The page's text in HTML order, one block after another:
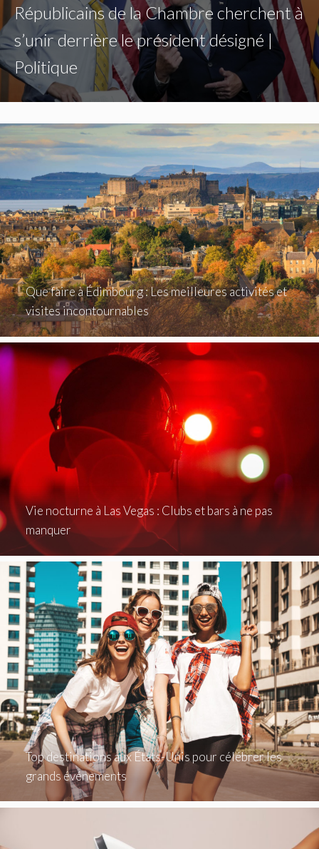
Républicains de la Chambre cherchent à
s’unir derrière le président désigné |
Politique
Que faire à Édimbourg : Les meilleures activités et
visites incontournables
Vie nocturne à Las Vegas : Clubs et bars à ne pas
manquer
Top destinations aux États-Unis pour célébrer les
grands événements